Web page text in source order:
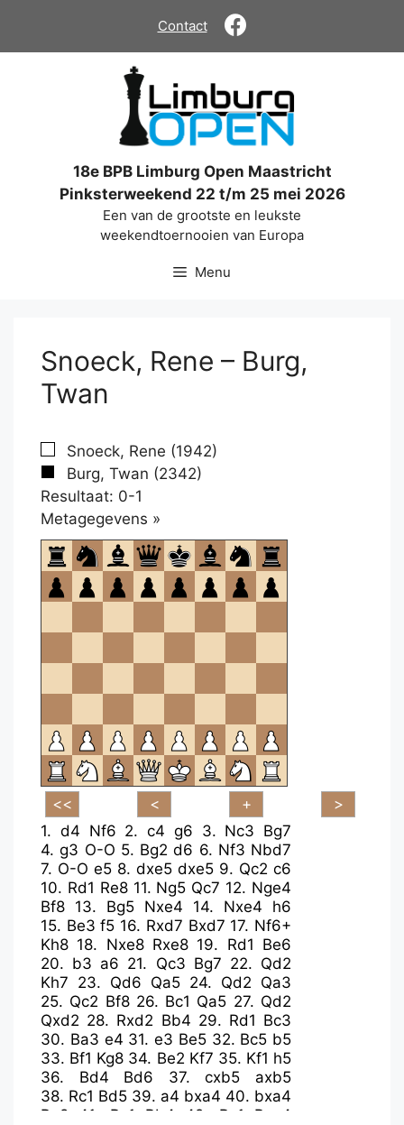
de
Contact
18e BPB Limburg Open Maastricht
Pinksterweekend 22 t/m 25 mei 2026
Een van de grootste en leukste
weekendtoernooien van Europa
Menu
Snoeck, Rene – Burg,
Twan
Snoeck, Rene (1942)
Burg, Twan (2342)
Resultaat: 0-1
Metagegevens »
om
te
openen.
1. d4 Nf6 2. c4 g6 3. Nc3 Bg7
4.g3 O-O 5. Bg2 d6 6. Nf3 Nbd7
7. O-O e5 8. dxe5 dxe5 9. Qc2 c6
10. Rd1 Re8 11. Ng5 Qc7 12. Nge4
Bf8 13. Bg5 Nxe4 14. Nxe4
h6
15. Be3 f5 16. Rxd7 Bxd7 17. Nf6+
Kh8 18. Nxe8 Rxe8 19. Rd1 Be6
20. b3 a6 21. Qc3 Bg7 22. Qd2
Kh7 23. Qd6 Qa5 24. Qd2 Qa3
25. Qc2 Bf8 26. Bc1 Qa5 27. Qd2
Qxd2 28. Rxd2 Bb4 29. Rd1 Bc3
30. Ba3 e4 31. e3 Be5 32. Bc5 b5
33. Bf1 Kg8 34. Be2 Kf7 35. Kf1 h5
36. Bd4 Bd6 37.cxb5
axb5
38. Rc1 Bd5 39. a4 bxa4 40. bxa4
Ra8
41. Ra1 Bb4 42. Rc1
Rxa4